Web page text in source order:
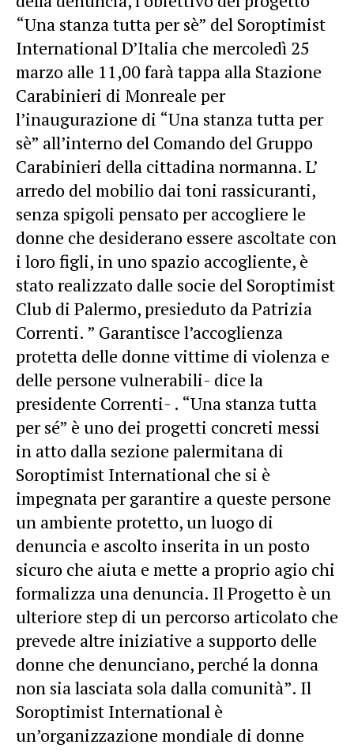
“Una stanza tutta per sè” del Soroptimist
International D’Italia che mercoledì 25
marzo alle 11,00 farà tappa alla Stazione
Carabinieri di Monreale per
l’inaugurazione di “Una stanza tutta per
sè” all’interno del Comando del Gruppo
Carabinieri della cittadina normanna. L’
arredo del mobilio dai toni rassicuranti,
senza spigoli pensato per accogliere le
donne che desiderano essere ascoltate con
i loro figli, in uno spazio accogliente, è
stato realizzato dalle socie del Soroptimist
Club di Palermo, presieduto da Patrizia
Correnti. ” Garantisce l’accoglienza
protetta delle donne vittime di violenza e
delle persone vulnerabili- dice la
presidente Correnti- . “Una stanza tutta
per sé” è uno dei progetti concreti messi
in atto dalla sezione palermitana di
Soroptimist International che si è
impegnata per garantire a queste persone
un ambiente protetto, un luogo di
denuncia e ascolto inserita in un posto
sicuro che aiuta e mette a proprio agio chi
formalizza una denuncia. Il Progetto è un
ulteriore step di un percorso articolato che
prevede altre iniziative a supporto delle
donne che denunciano, perché la donna
non sia lasciata sola dalla comunità”. Il
Soroptimist International è
un’organizzazione mondiale di donne